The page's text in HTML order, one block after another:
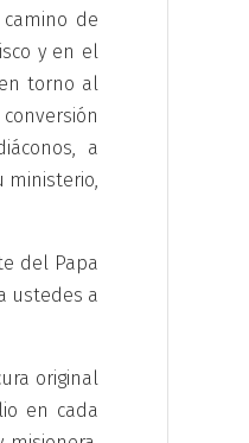
de
y en el
torno al
a
del Papa
ustedes a
original
en cada